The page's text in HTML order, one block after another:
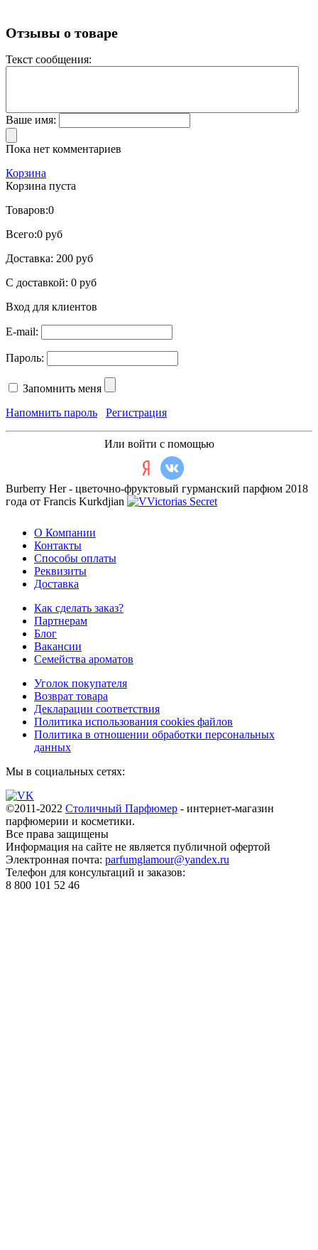
Отзывы о товаре
Текст сообщения:
Ваше имя:
Пока нет комментариев
Корзина
Корзина пуста
Товаров:0
Всего:0 руб
Доставка: 200 руб
С доставкой: 0 руб
Вход для клиентов
E-mail:
Пароль:
Запомнить меня
Напомнить пароль
Регистрация
Или войти с помощью
Burberry Her - цветочно-фруктовый гурманский парфюм 2018
года от Francis Kurkdjian
О Компании
Контакты
Способы оплаты
Реквизиты
Доставка
Как сделать заказ?
Партнерам
Блог
Вакансии
Семейства ароматов
Уголок покупателя
Возврат товара
Декларации соответствия
Политика использования cookies файлов
Политика в отношении обработки персональных
данных
Мы в социальных сетях:
©2011-2022 Столичный Парфюмер - интернет-магазин
парфюмерии и косметики.
Все права защищены
Информация на сайте не является публичной офертой
Электронная почта: parfumglamour@yandex.ru
Телефон для консультаций и заказов:
8 800 101 52 46